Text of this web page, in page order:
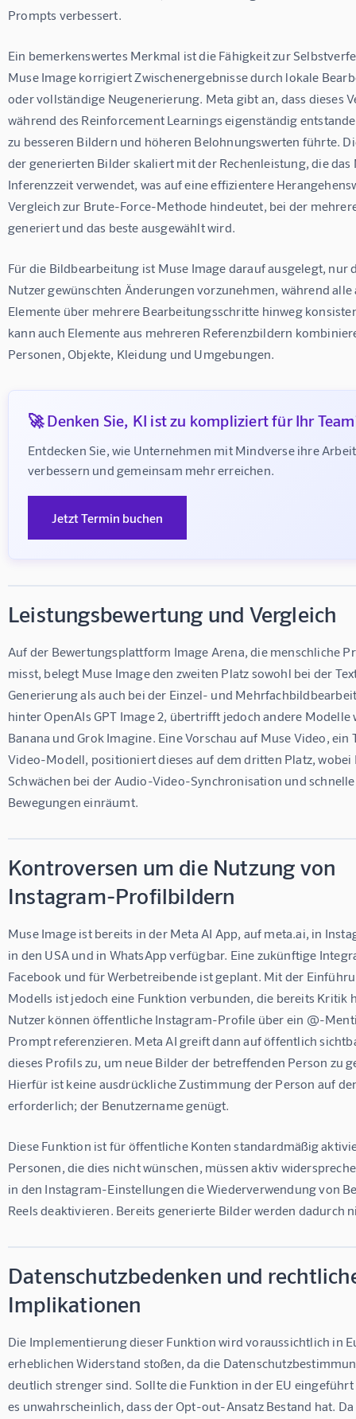
Prompts verbessert.
Ein bemerkenswertes Merkmal ist die Fähigkeit zur
Muse Image korrigiert Zwischenergebnisse durch lokale
oder vollständige Neugenerierung. Meta gibt an, dass dieses
während des Reinforcement Learnings eigenständig
zu besseren Bildern und höheren Belohnungswerten führte.
der generierten Bilder skaliert mit der Rechenleistung, die
Inferenzzeit verwendet, was auf eine effizientere
Vergleich zur Brute-Force-Methode hindeutet, bei der
generiert und das beste ausgewählt wird.
Für die Bildbearbeitung ist Muse Image darauf ausgelegt, nur
Nutzer gewünschten Änderungen vorzunehmen, während
Elemente über mehrere Bearbeitungsschritte hinweg
kann auch Elemente aus mehreren Referenzbildern
Personen, Objekte, Kleidung und Umgebungen.
🚀 Denken Sie, KI ist zu kompliziert für Ihr
Entdecken Sie, wie Unternehmen mit Mindverse ihre
verbessern und gemeinsam mehr erreichen.
Jetzt Termin buchen
Leistungsbewertung und Vergleich
Auf der Bewertungsplattform Image Arena, die menschliche
misst, belegt Muse Image den zweiten Platz sowohl bei der
Generierung als auch bei der Einzel- und
hinter OpenAIs GPT Image 2, übertrifft jedoch andere Modelle
Banana und Grok Imagine. Eine Vorschau auf Muse Video, ein
Video-Modell, positioniert dieses auf dem dritten Platz,
Schwächen bei der Audio-Video-Synchronisation und
Bewegungen einräumt.
Kontroversen um die Nutzung von
Instagram-Profilbildern
Muse Image ist bereits in der Meta AI App, auf meta.ai, in
in den USA und in WhatsApp verfügbar. Eine zukünftige
Facebook und für Werbetreibende ist geplant. Mit der
Modells ist jedoch eine Funktion verbunden, die bereits
Nutzer können öffentliche Instagram-Profile über ein @-
Prompt referenzieren. Meta AI greift dann auf öffentlich
dieses Profils zu, um neue Bilder der betreffenden Person zu
Hierfür ist keine ausdrückliche Zustimmung der Person auf
erforderlich; der Benutzername genügt.
Diese Funktion ist für öffentliche Konten standardmäßig
Personen, die dies nicht wünschen, müssen aktiv
in den Instagram-Einstellungen die Wiederverwendung von
Reels deaktivieren. Bereits generierte Bilder werden dadurch
Datenschutzbedenken und
Implikationen
Die Implementierung dieser Funktion wird voraussichtlich in
erheblichen Widerstand stoßen, da die
deutlich strenger sind. Sollte die Funktion in der EU
es unwahrscheinlich, dass der Opt-out-Ansatz Bestand hat.